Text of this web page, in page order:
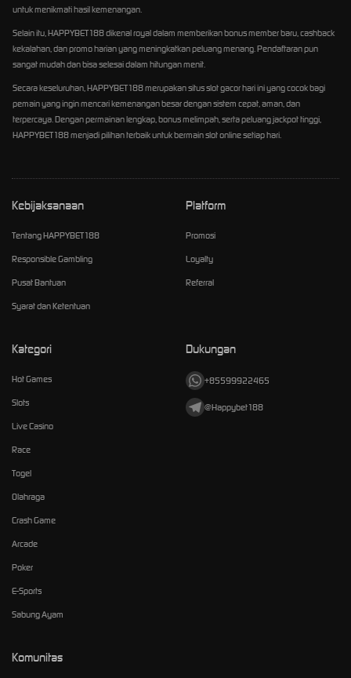
untuk menikmati hasil kemenangan.
Selain itu, HAPPYBET188 dikenal royal dalam memberikan bonus member baru, cashback
kekalahan, dan promo harian yang meningkatkan peluang menang. Pendaftaran pun
sangat mudah dan bisa selesai dalam hitungan menit.
Secara keseluruhan, HAPPYBET188 merupakan situs slot gacor hari ini yang cocok bagi
pemain yang ingin mencari kemenangan besar dengan sistem cepat, aman, dan
terpercaya. Dengan permainan lengkap, bonus melimpah, serta peluang jackpot tinggi,
HAPPYBET188 menjadi pilihan terbaik untuk bermain slot online setiap hari.
Kebijaksanaan
Tentang HAPPYBET188
Responsible Gambling
Pusat Bantuan
Syarat dan Ketentuan
Platform
Promosi
Loyalty
Referral
Kategori
Hot Games
Slots
Live Casino
Race
Togel
Olahraga
Crash Game
Arcade
Poker
E-Sports
Sabung Ayam
Dukungan
+85599922465
@Happybet188
Komunitas